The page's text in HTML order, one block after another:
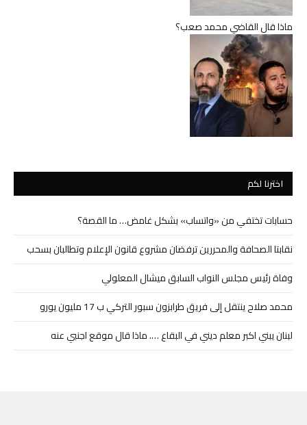
ماذا قال القاضي محمد صعب؟
اخترنا لكم
حسابات تختفي من «واتساب» بشكل غامض… ما القصة؟
نقابتا الصحافة والمحررين ترفضان مشروع قانون الإعلام وتطالبان بسحب
وفاة رئيس مجلس النواب السابق ميشال المعلولي
محمد صلاح ينتقل إلى فريق طرابزون سبور التركي ب 17 مليون يورو
لبنان يبني اكبر معلم ديني في البقاع …. ماذا قال موقع اجنبي عنه